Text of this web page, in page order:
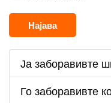
Најава
Ја заборавивте
Го заборавивте